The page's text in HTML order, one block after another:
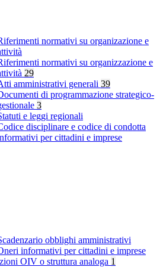
normativi su organizazione e
normativi su organizzazione e
29
amministrativi generali 39
di programmazione strategico-
3
e leggi regionali
disciplinare e codice di condotta
per cittadini e imprese
obblighi amministrativi
informativi per cittadini e imprese
OIV o struttura analoga 1